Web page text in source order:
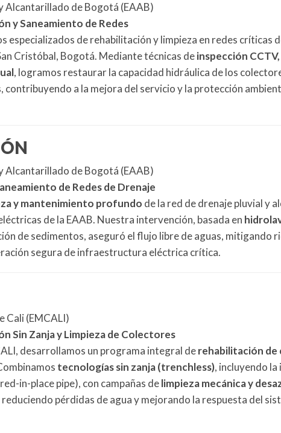
Alcantarillado de Bogotá (EAAB)
y Saneamiento de Redes
especializados de rehabilitación y limpieza en redes críticas
Cristóbal, Bogotá. Mediante técnicas deinspección
, logramos restaurar la capacidad hidráulica de los
a la mejora del servicio y la protección
Alcantarillado de Bogotá (EAAB)
de Redes de Drenaje
y mantenimiento profundo de la red de drenaje pluvial y
de la EAAB. Nuestra intervención, basada en
de sedimentos, aseguró el flujo libre de aguas, mitigando
segura de infraestructura eléctrica crítica.
Cali (EMCALI)
Sin Zanja y Limpieza de Colectores
desarrollamos un programa integral derehabilitación
tecnologías sin zanja (trenchless), incluyendo
in-place pipe), con campañas delimpieza mecánica y
pérdidas de agua y mejorando la respuesta del